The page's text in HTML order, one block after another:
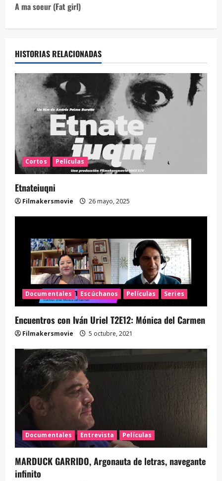
A ma soeur (Fat girl)
HISTORIAS RELACIONADAS
Cortos Películas
Etnateiuqni
Filmakersmovie 26 mayo, 2025
Documentales Escúchanos Películas Series
Encuentros con Iván Uriel T2E12: Mónica del Carmen
Filmakersmovie 5 octubre, 2021
Documentales Entrevista Películas
MARDUCK GARRIDO, Argonauta de letras, navegante
infinito